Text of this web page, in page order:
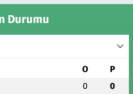
Durumu
O P
0 0